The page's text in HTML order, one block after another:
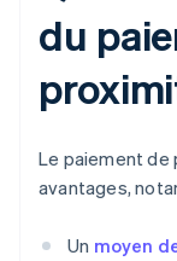
du
Le paiement
avantages,
Un moyen